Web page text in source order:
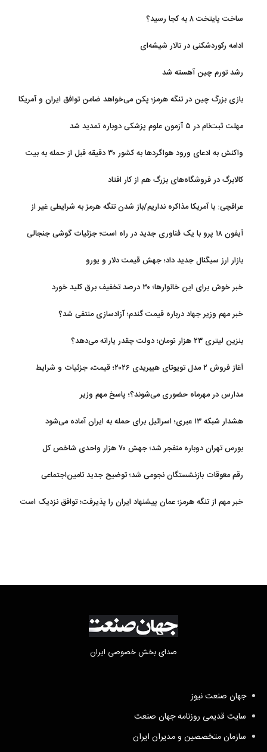
ساخت پایتخت ۸ به کجا رسید؟
ادامه رکوردشکنی در تالار شیشه‌ای
رشد تورم چین آهسته شد
بازی بزرگ چین در تنگه هرمز؛ پکن می‌خواهد ضامن توافق ایران و آمریکا
مهلت ثبت‌نام در ۵ آزمون علوم پزشکی دوباره تمدید شد
واکنش به ادعای ورود هواگردها به کشور ۳۰ دقیقه قبل از حمله به بیت
کالابرگ در فروشگاه‌های بزرگ هم از کار افتاد
عراقچی: با آمریکا مذاکره نداریم/باز شدن تنگه هرمز به شرایطی غیر از
آیفون ۱۸ پرو با یک فناوری جدید در راه است؛ جزئیات گوشی جنجالی
بازار ارز سیگنال جدید داد؛ جهش قیمت دلار و یورو
خبر خوش برای این خانوارها؛ ۳۰ درصد تخفیف برق کلید خورد
خبر مهم وزیر جهاد درباره قیمت گندم؛ آزادسازی منتفی شد؟
بنزین لیتری ۲۳ هزار تومان؛ دولت چقدر یارانه می‌دهد؟
آغاز فروش ۲ مدل تویوتای هیبریدی ۲۰۲۶؛ قیمت، جزئیات و شرایط
مدارس در مهرماه حضوری می‌شوند؟؛ پاسخ مهم وزیر
هشدار شبکه ۱۳ عبری؛ اسرائیل برای حمله به ایران آماده می‌شود
بورس تهران دوباره منفجر شد؛ جهش ۷۰ هزار واحدی شاخص کل
رقم معوقات بازنشستگان نجومی شد؛ توضیح جدید تامین‌اجتماعی
خبر مهم از تنگه هرمز؛ عمان پیشنهاد ایران را پذیرفت؛ توافق نزدیک است
صدای بخش خصوصی ایران
جهان صنعت نیوز
سایت قدیمی روزنامه جهان صنعت
سازمان متخصصین و مدیران ایران